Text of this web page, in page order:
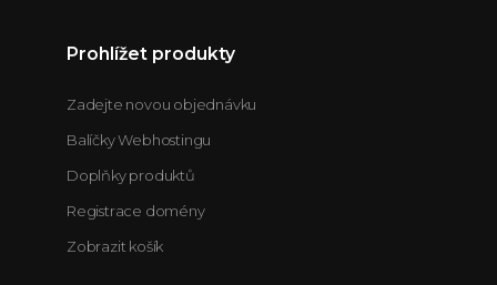
Prohlížet produkty
Zadejte novou objednávku
Balíčky Webhostingu
Doplňky produktů
Registrace domény
Zobrazit košík